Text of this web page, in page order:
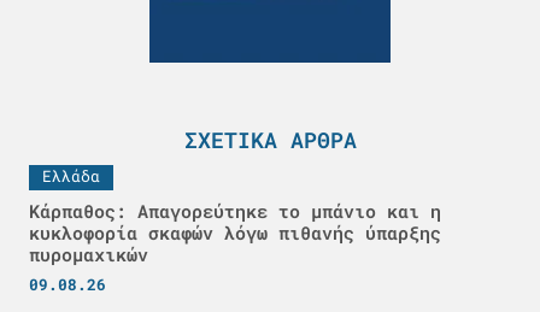
ΣΧΕΤΙΚΆ ΆΡΘΡΑ
Ελλάδα
Κάρπαθος: Απαγορεύτηκε το μπάνιο και η
κυκλοφορία σκαφών λόγω πιθανής ύπαρξης
πυρομαχικών
09.08.26